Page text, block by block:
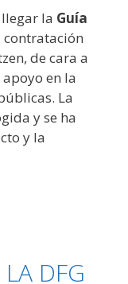
la Guía
contratación
de cara a
en la
La
y se ha
y la
DFG